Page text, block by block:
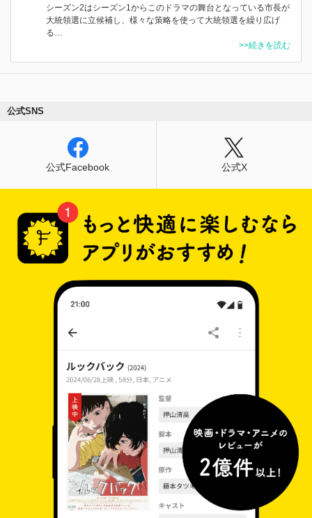
シーズン2はシーズン1からこのドラマの舞台となっている市長が
大統領選に立候補し、様々な策略を使って大統領選を繰り広げ
る…
>>続きを読む
公式SNS
公式Facebook 公式X